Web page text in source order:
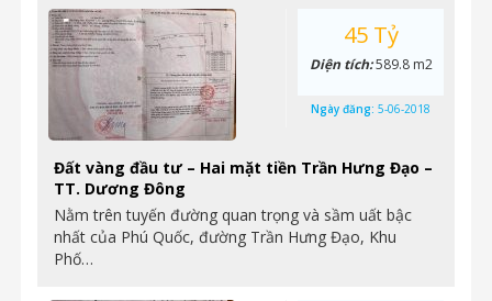
Đất vàng đầu tư – Hai mặt tiền Trần Hưng Đạo –
TT. Dương Đông
Nằm trên tuyến đường quan trọng và sầm uất bậc
nhất của Phú Quốc, đường Trần Hưng Đạo, Khu
Phố…
45 Tỷ
Diện tích:589.8 m2
Ngày đăng: 5-06-2018